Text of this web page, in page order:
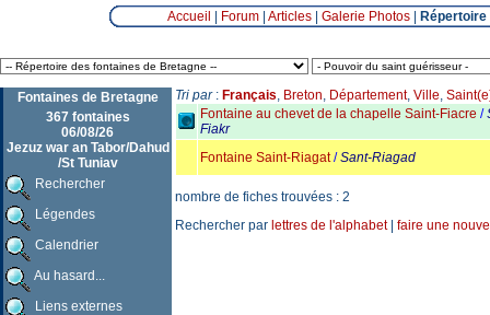
Accueil Forum| Articles| Galerie Photos|
Fontaines de Bretagne
367 fontaines
06/08/26
Jezuz war an Tabor/Dahud
/St Tuniav
Rechercher
Légendes
Calendrier
Au hasard...
Liens externes
Tri par: Français, Breton, Département, Ville,
Fontaine au chevet de la chapelle Saint-Fiacre /
Fiakr
Fontaine Saint-Riagat/Sant-Riagad
nombre de fiches trouvées : 2
Rechercher par lettres de l'alphabet| faire une